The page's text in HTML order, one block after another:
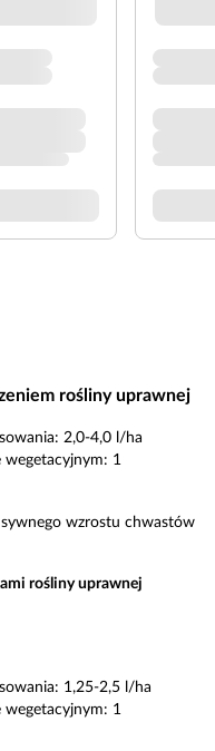
rośliny uprawnej
2,0-4,0 l/ha
wegetacyjnym: 1
wzrostu chwastów
rośliny uprawnej
1,25-2,5 l/ha
wegetacyjnym: 1